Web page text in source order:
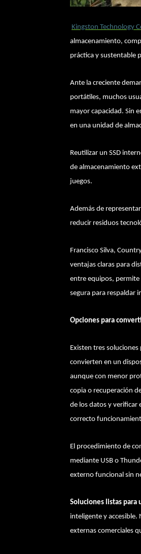
Kingston Technology
almacenamiento,
práctica y sustentable
Ante la creciente
portátiles, muchos
mayor capacidad. Sin
en una unidad de
Reutilizar un SSD
de almacenamiento
juegos.
Además de
reducir residuos
Francisco Silva,
ventajas claras para
entre equipos, permite
segura para respaldar
Opciones para
Existen tres soluciones
convierten en un
aunque con menor
copia o recuperación
de los datos y verificar
correcto
El procedimiento de
mediante USB o
externo funcional sin
Soluciones listas para
inteligente y
externas comerciales